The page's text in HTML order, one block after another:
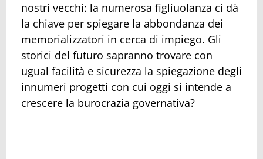
nostri vecchi: la numerosa figliuolanza ci dà
la chiave per spiegare la abbondanza dei
memorializzatori in cerca di impiego. Gli
storici del futuro sapranno trovare con
ugual facilità e sicurezza la spiegazione degli
innumeri progetti con cui oggi si intende a
crescere la burocrazia governativa?